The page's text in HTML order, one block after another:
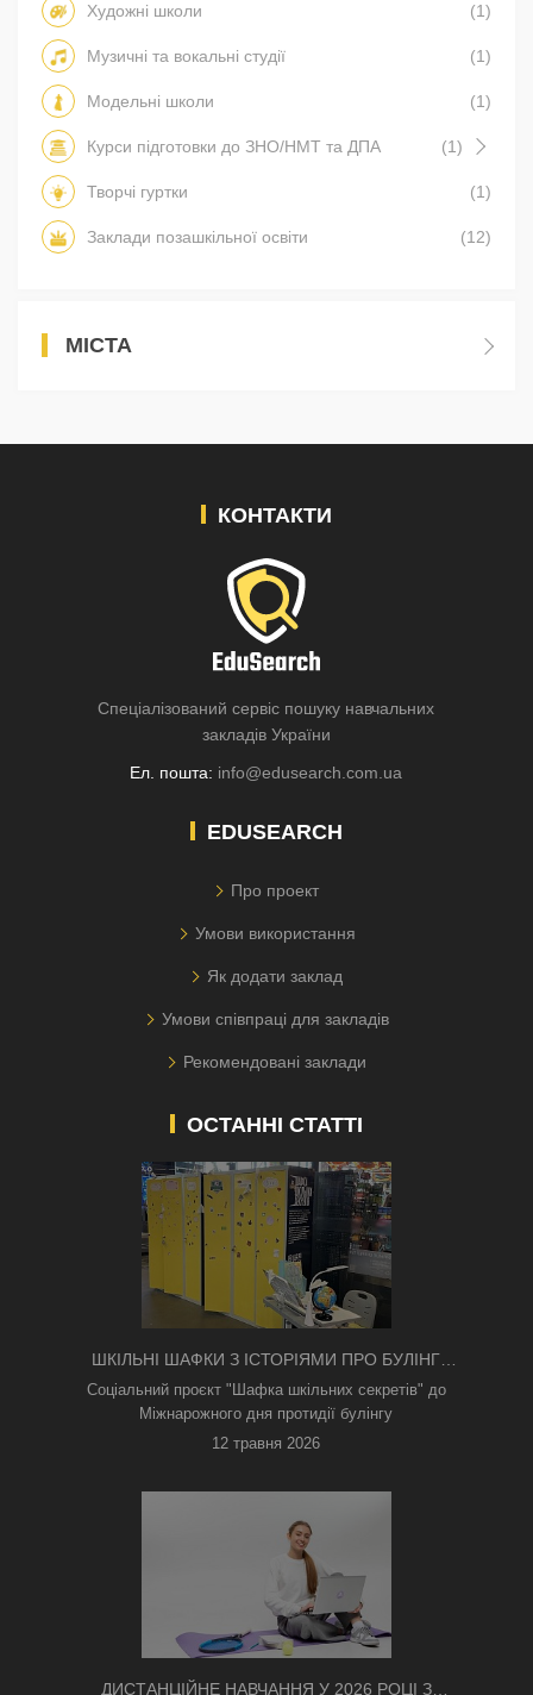
Художні школи (1)
Музичні та вокальні студії (1)
Модельні школи (1)
Курси підготовки до ЗНО/НМТ та ДПА (1)
Творчі гуртки (1)
Заклади позашкільної освіти (12)
МІСТА
КОНТАКТИ
Спеціалізований сервіс пошуку навчальних
закладів України
Ел. пошта: info@edusearch.com.ua
EDUSEARCH
Про проект
Умови використання
Як додати заклад
Умови співпраці для закладів
Рекомендовані заклади
ОСТАННІ СТАТТІ
ШКІЛЬНІ ШАФКИ З ІСТОРІЯМИ ПРО БУЛІНГ
З'ЯВИЛИСЯ В КИЄВІ
Соціальний проєкт "Шафка шкільних секретів" до
Міжнарожного дня протидії булінгу
12 травня 2026
ДИСТАНЦІЙНЕ НАВЧАННЯ У 2026 РОЦІ З